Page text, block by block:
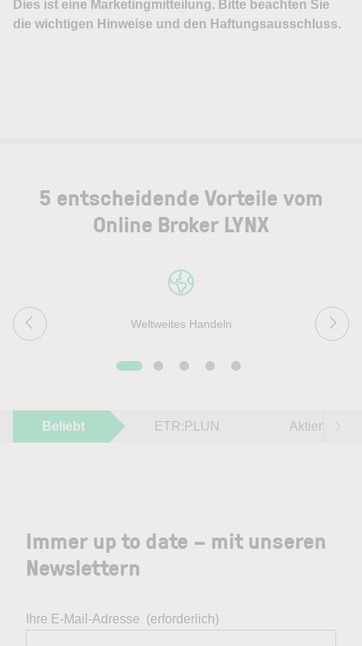
5 entscheidende Vorteile vom
Online Broker LYNX
Weltweites Handeln
Beliebt ETR:PLUN Aktien im
Immer up to date – mit unseren
Newslettern
Ihre E-Mail-Adresse (erforderlich)